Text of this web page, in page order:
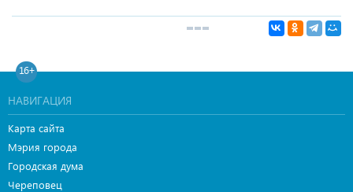
16+
НАВИГАЦИЯ
Карта сайта
Мэрия города
Городская дума
Череповец